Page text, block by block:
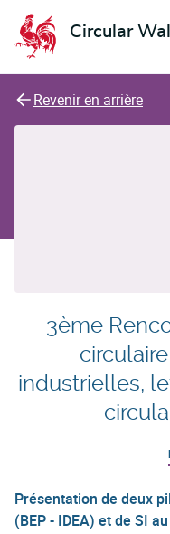
Circular
L'économie circulaire
Revenir en arrière
3ème
industrielles,
Présentation de deux
(BEP - IDEA) et de SI